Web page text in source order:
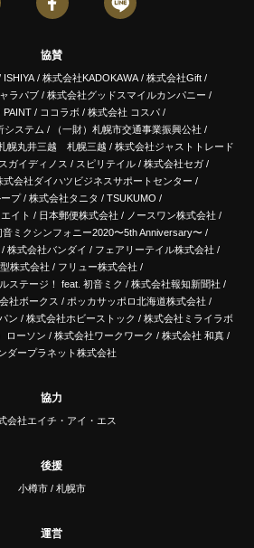
協賛
ISHIYA / 株式会社KADOKAWA / 株式会社Gift /
ラパブ / 株式会社グッドスマイルカンパニー /
PAINT/ ココラボ/ 株式会社 コスパ/
システム / （一財）札幌市交通事業振興公社 /
札幌丸井三越 札幌三越 / 株式会社ジャストトレード
ガイディノス / スピリテイル/ 株式会社セガ/
式会社ダイハツビジネスサポートセンター /
プ/ 株式会社タニタ / TSUKUMO /
イト / 日本郵便株式会社 / ノースワン株式会社 /
音ミクシンフォニー2020〜5th Anniversary〜 /
/ 株式会社バンダイ / フェアリーテイル株式会社 /
株式会社 / フリュー株式会社 /
ステージ！ feat. 初音ミク / 株式会社報知新聞社 /
社ボークス / ポッカサッポロ北海道株式会社 /
ン / 株式会社ホビーストック / 株式会社ミライラボ
ローソン / 株式会社ワークワーク / 株式会社 和真 /
ダープラネット株式会社
協力
会社エイチ・アイ・エス
後援
小樽市/ 札幌市
運営